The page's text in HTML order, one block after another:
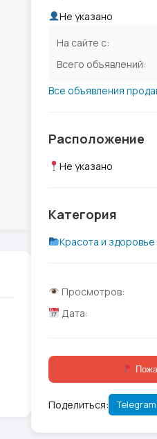
Не указано
На сайте с:
Всего объявлений:
Все объявления
Расположение
Не указано
Категория
Красота и здоровье
Просмотров:
Дата:
Поделиться: Telegram